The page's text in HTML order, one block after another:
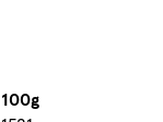
100g